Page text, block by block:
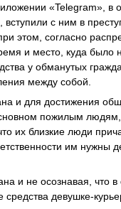
«Telegram», в
вступили с ним в
этом, согласно
и место, куда было
у обманутых
между собой.
и для достижения
пожилым
их близкие люди
им нужны
и не осознавая, что
девушке-